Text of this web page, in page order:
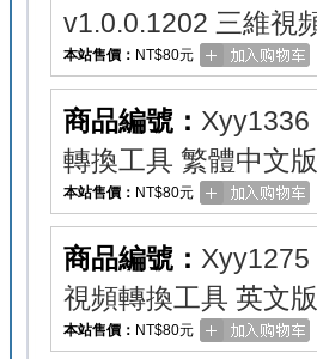
v1.0.0.1202 三維視
本站售價： NT$80元
商品編號： Xyy1336
轉換工具 繁體中文版
本站售價： NT$80元
商品編號： Xyy1275
視頻轉換工具 英文版
本站售價： NT$80元